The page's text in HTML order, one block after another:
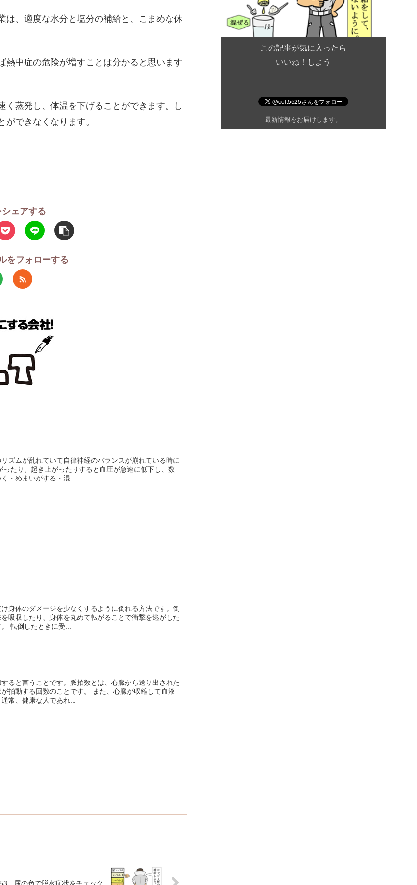
は、適度な水分と塩分の補給と、こまめな休
熱中症の危険が増すことは分かると思います
蒸発し、体温を下げることができます。し
できなくなります。
ェアする
をフォローする
ズムが乱れていて自律神経のバランスが崩れている時に
たり、起き上がったりすると血圧が急速に低下し、数
・めまいがする・混...
身体のダメージを少なくするように倒れる方法です。倒
吸収したり、身体を丸めて転がることで衝撃を逃がした
転倒したときに受...
ると言うことです。脈拍数とは、心臓から送り出された
拍動する回数のことです。 また、心臓が収縮して血液
常、健康な人であれ...
尿の色で脱水症状をチェック
この記事が気に入ったら
いいね！しよう
最新情報をお届けします。